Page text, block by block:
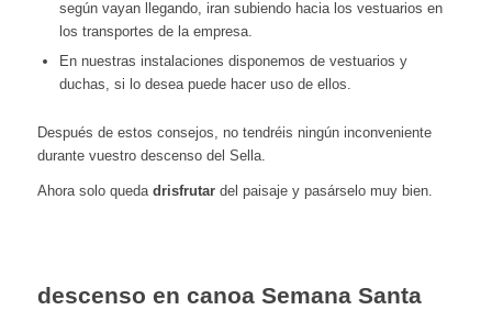
según vayan llegando, iran subiendo hacia los vestuarios en
los transportes de la empresa.
En nuestras instalaciones disponemos de vestuarios y
duchas, si lo desea puede hacer uso de ellos.
Después de estos consejos, no tendréis ningún inconveniente
durante vuestro descenso del Sella.
Ahora solo quedadrisfrutar del paisaje y pasárselo muy bien.
descenso en canoa Semana Santa